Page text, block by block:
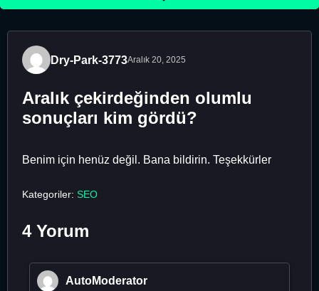
Dry-Park-3773Aralık 20, 2025
Aralık çekirdeğinden olumlu
sonuçları kim gördü?
Benim için henüz değil. Bana bildirin. Teşekkürler
Kategoriler: SEO
4 Yorum
AutoModerator